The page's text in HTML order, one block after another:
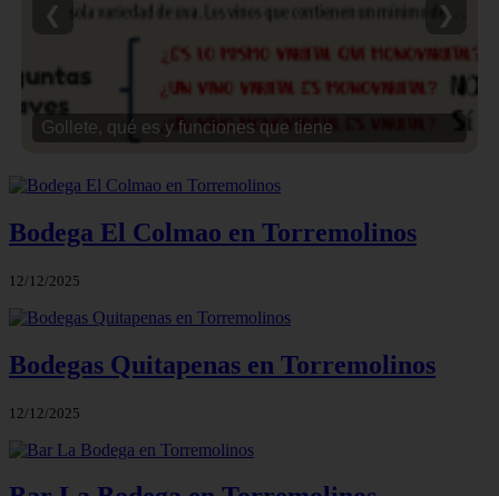
Gollete, qué es y funciones que tiene
❮ ❯
Bodega El Colmao en Torremolinos
12/12/2025
Bodegas Quitapenas en Torremolinos
12/12/2025